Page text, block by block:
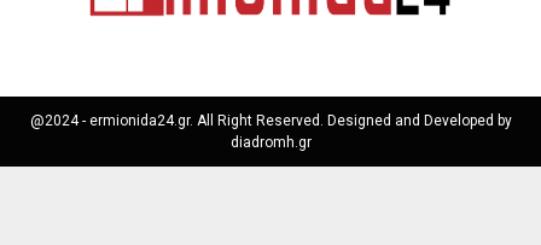
@2024 - ermionida24.gr. All Right Reserved. Designed and Developed by
diadromh.gr